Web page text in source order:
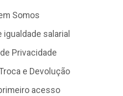
Somos
igualdade salarial
Privacidade
e Devolução
acesso